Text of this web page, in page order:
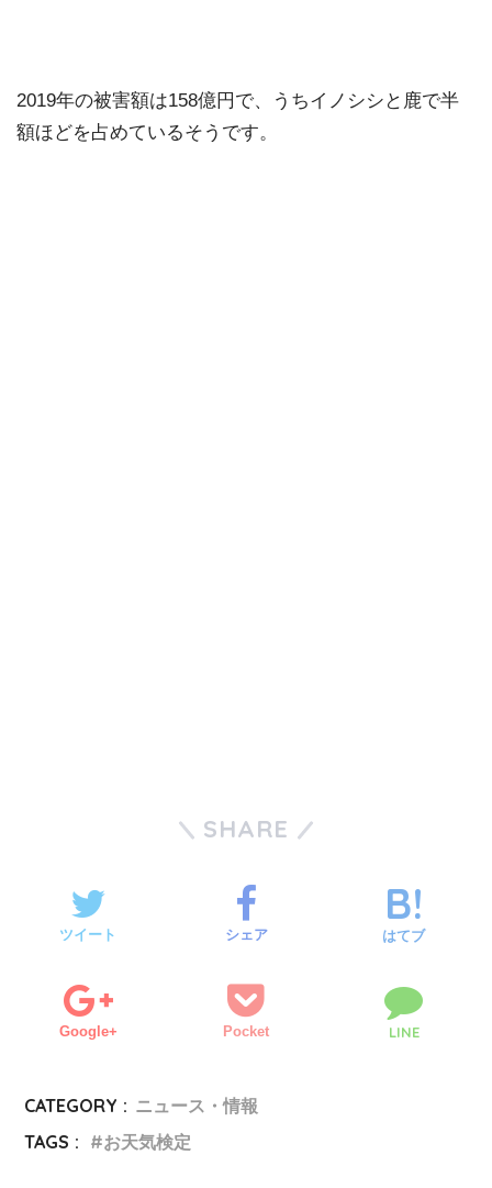
2019年の被害額は158億円で、うちイノシシと鹿で半
額ほどを占めているそうです。
SHARE
ツイート シェア はてブ
Google+ Pocket LINE
CATEGORY : ニュース・情報
TAGS :
お天気検定